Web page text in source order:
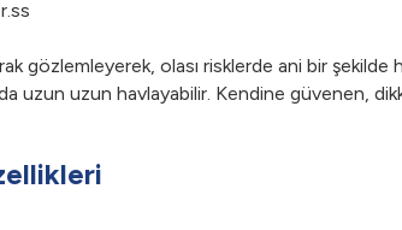
gözlemleyerek, olası risklerde ani bir
uzun uzun havlayabilir. Kendine güvenen,